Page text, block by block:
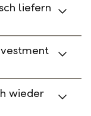
liefern
wieder